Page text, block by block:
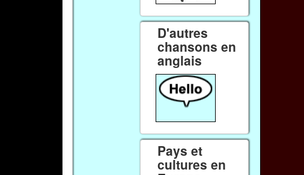
D'autres
chansons en
anglais
Pays et
cultures en